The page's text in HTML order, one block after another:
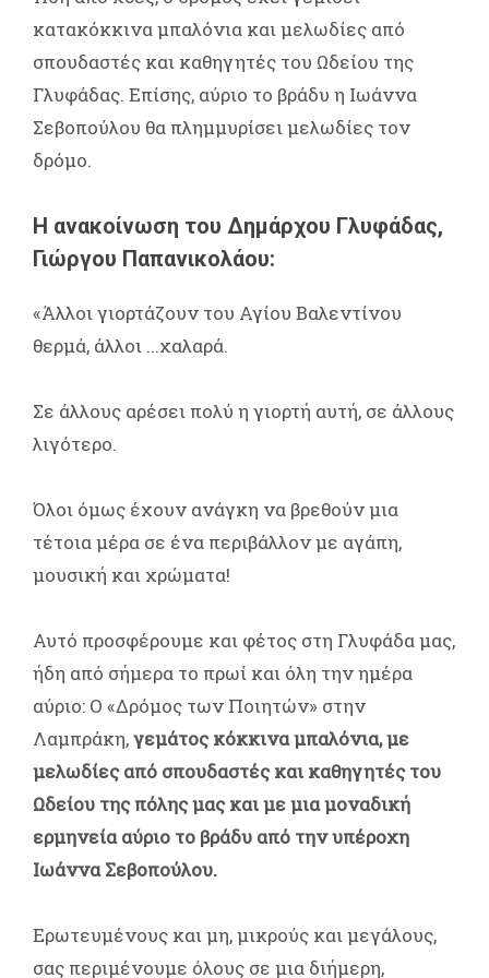
κατακόκκινα μπαλόνια και μελωδίες από
σπουδαστές και καθηγητές του Ωδείου της
Γλυφάδας. Επίσης, αύριο το βράδυ η Ιωάννα
Σεβοπούλου θα πλημμυρίσει μελωδίες τον
δρόμο.
Η ανακοίνωση του Δημάρχου Γλυφάδας,
Γιώργου Παπανικολάου:
«Άλλοι γιορτάζουν του Αγίου Βαλεντίνου
θερμά, άλλοι ...χαλαρά.
Σε άλλους αρέσει πολύ η γιορτή αυτή, σε άλλους
λιγότερο.
Όλοι όμως έχουν ανάγκη να βρεθούν μια
τέτοια μέρα σε ένα περιβάλλον με αγάπη,
μουσική και χρώματα!
Αυτό προσφέρουμε και φέτος στη Γλυφάδα μας,
ήδη από σήμερα το πρωί και όλη την ημέρα
αύριο: Ο «Δρόμος των Ποιητών» στην
Λαμπράκη,γεμάτος κόκκινα μπαλόνια, με
μελωδίες από σπουδαστές και καθηγητές του
Ωδείου της πόλης μας και με μια μοναδική
ερμηνεία αύριο το βράδυ από την υπέροχη
Ιωάννα Σεβοπούλου.
Ερωτευμένους και μη, μικρούς και μεγάλους,
σας περιμένουμε όλους σε μια διήμερη,